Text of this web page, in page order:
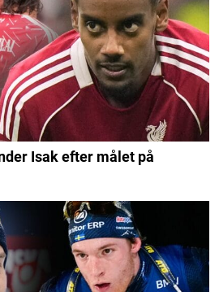
Isak efter målet på